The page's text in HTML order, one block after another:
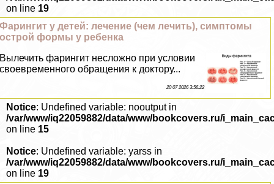
on line 19
Фарингит у детей: лечение (чем лечить), симптомы
острой формы у ребенка
Вылечить фарингит несложно при условии
своевременного обращения к доктору...
20 07 2026 3:56:22
Notice: Undefined variable: nooutput in
/var/www/iq22059882/data/www/bookcovers.ru/
on line 15
Notice: Undefined variable: yarss in
/var/www/iq22059882/data/www/bookcovers.ru/
on line 19